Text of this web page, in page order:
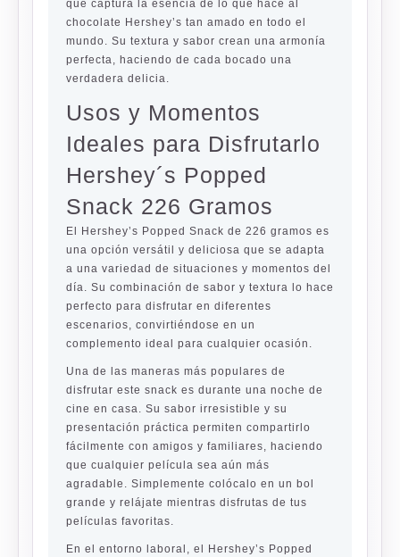
que captura la esencia de lo que hace al
chocolate Hershey’s tan amado en todo el
mundo. Su textura y sabor crean una armonía
perfecta, haciendo de cada bocado una
verdadera delicia.
Usos y Momentos
Ideales para Disfrutarlo
Hershey´s Popped
Snack 226 Gramos
El Hershey’s Popped Snack de 226 gramos es
una opción versátil y deliciosa que se adapta
a una variedad de situaciones y momentos del
día. Su combinación de sabor y textura lo hace
perfecto para disfrutar en diferentes
escenarios, convirtiéndose en un
complemento ideal para cualquier ocasión.
Una de las maneras más populares de
disfrutar este snack es durante una noche de
cine en casa. Su sabor irresistible y su
presentación práctica permiten compartirlo
fácilmente con amigos y familiares, haciendo
que cualquier película sea aún más
agradable. Simplemente colócalo en un bol
grande y relájate mientras disfrutas de tus
películas favoritas.
En el entorno laboral, el Hershey’s Popped